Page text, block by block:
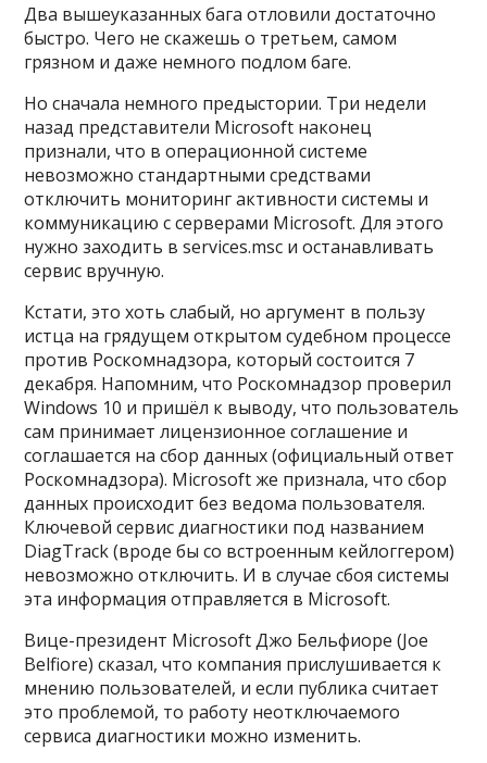
Два вышеуказанных бага отловили достаточно
быстро. Чего не скажешь о третьем, самом
грязном и даже немного подлом баге.
Но сначала немного предыстории. Три недели
назад представители Microsoft наконец
признали, что в операционной системе
невозможно стандартными средствами
отключить мониторинг активности системы и
коммуникацию с серверами Microsoft. Для этого
нужно заходить в services.msc и останавливать
сервис вручную.
Кстати, это хоть слабый, но аргумент в пользу
истца на грядущем открытом судебном процессе
против Роскомнадзора, который состоится 7
декабря. Напомним, что Роскомнадзор проверил
Windows 10 и пришёл к выводу, что пользователь
сам принимает лицензионное соглашение и
соглашается на сбор данных (официальный ответ
Роскомнадзора). Microsoft же признала, что сбор
данных происходит без ведома пользователя.
Ключевой сервис диагностики под названием
DiagTrack (вроде бы со встроенным кейлоггером)
невозможно отключить. И в случае сбоя системы
эта информация отправляется в Microsoft.
Вице-президент Microsoft Джо Бельфиоре (Joe
Belfiore) сказал, что компания прислушивается к
мнению пользователей, и если публика считает
это проблемой, то работу неотключаемого
сервиса диагностики можно изменить.